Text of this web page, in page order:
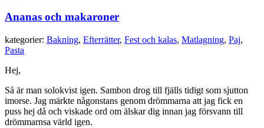
Ananas och makaroner
kategorier: Bakning, Efterrätter, Fest och kalas, Matlagning, Paj,
Pasta
Hej,
Så är man solokvist igen. Sambon drog till fjälls tidigt som sjutton
imorse. Jag märkte någonstans genom drömmarna att jag fick en
puss hej då och viskade ord om älskar dig innan jag försvann till
drömmarnsa värld igen.